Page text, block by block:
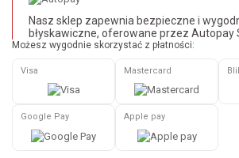
Nasz sklep zapewnia bezpieczne i
błyskawiczne, oferowane przez Autopay
Możesz wygodnie skorzystać z płatności:
Visa Mastercard
Google Pay Apple pay